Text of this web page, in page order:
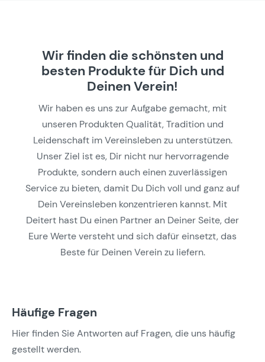
Wir finden die schönsten und
besten Produkte für Dich und
Deinen Verein!
Wir haben es uns zur Aufgabe gemacht, mit
unseren Produkten Qualität, Tradition und
Leidenschaft im Vereinsleben zu unterstützen.
Unser Ziel ist es, Dir nicht nur hervorragende
Produkte, sondern auch einen zuverlässigen
Service zu bieten, damit Du Dich voll und ganz auf
Dein Vereinsleben konzentrieren kannst. Mit
Deitert hast Du einen Partner an Deiner Seite, der
Eure Werte versteht und sich dafür einsetzt, das
Beste für Deinen Verein zu liefern.
Häufige Fragen
Hier finden Sie Antworten auf Fragen, die uns häufig
gestellt werden.